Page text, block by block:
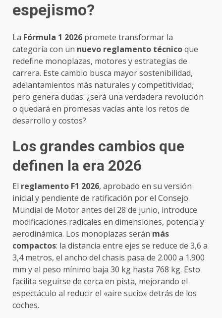
espejismo?
La Fórmula 1 2026 promete transformar la
categoría con un nuevo reglamento técnicoque
redefine monoplazas, motores y estrategias de
carrera. Este cambio busca mayor sostenibilidad,
adelantamientos más naturales y competitividad,
pero genera dudas: ¿será una verdadera revolución
o quedará en promesas vacías ante los retos de
desarrollo y costos?
Los grandes cambios que
definen la era 2026
El reglamento F1 2026, aprobado en su versión
inicial y pendiente de ratificación por el Consejo
Mundial de Motor antes del 28 de junio, introduce
modificaciones radicales en dimensiones, potencia y
aerodinámica. Los monoplazas serán más
compactos: la distancia entre ejes se reduce de 3,6 a
3,4 metros, el ancho del chasis pasa de 2.000 a 1.900
mm y el peso mínimo baja 30 kg hasta 768 kg. Esto
facilita seguirse de cerca en pista, mejorando el
espectáculo al reducir el «aire sucio» detrás de los
coches.